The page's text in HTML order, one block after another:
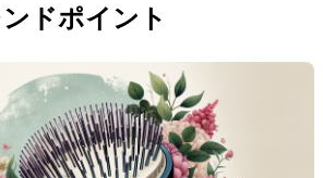
ドポイント